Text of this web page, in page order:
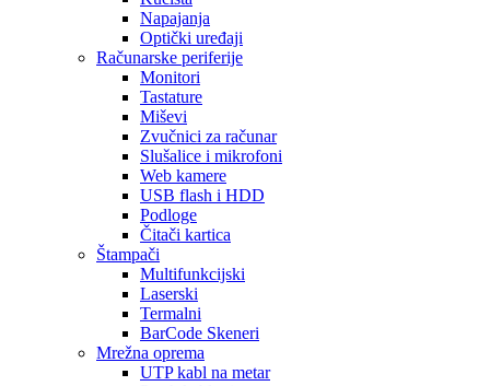
Napajanja
Optički uređaji
Računarske periferije
Monitori
Tastature
Miševi
Zvučnici za računar
Slušalice i mikrofoni
Web kamere
USB flash i HDD
Podloge
Čitači kartica
Štampači
Multifunkcijski
Laserski
Termalni
BarCode Skeneri
Mrežna oprema
UTP kabl na metar